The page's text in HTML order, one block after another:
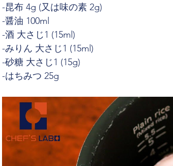
-昆布 4g (又は味の素 2g)
-醤油 100ml
-酒 大さじ1 (15ml)
-みりん 大さじ1 (15ml)
-砂糖 大さじ1 (15g)
-はちみつ 25g